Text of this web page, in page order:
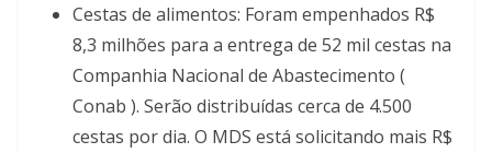
Cestas de alimentos: Foram empenhados R$
8,3 milhões para a entrega de 52 mil cestas na
Companhia Nacional de Abastecimento (
Conab ). Serão distribuídas cerca de 4.500
cestas por dia. O MDS está solicitando mais R$